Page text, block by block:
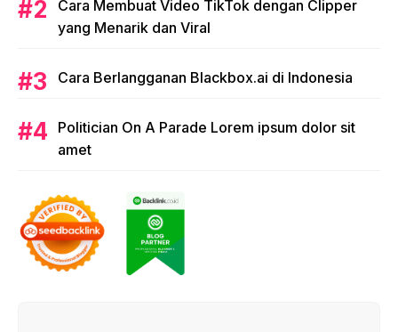
Cara Membuat Video TikTok dengan Clipper
yang Menarik dan Viral
Cara Berlangganan Blackbox.ai di Indonesia
Politician On A Parade Lorem ipsum dolor sit
amet